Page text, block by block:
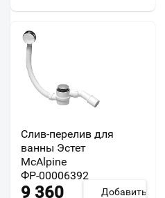
Слив-перелив для
ванны Эстет
McAlpine
ФР-00006392
9 360 Добавить